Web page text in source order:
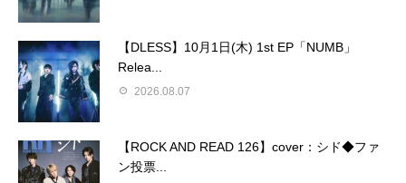
【DLESS】10月1日(木) 1st EP「NUMB」
Relea...
2026.08.07
【ROCK AND READ 126】cover：シド◆ファ
ン投票...